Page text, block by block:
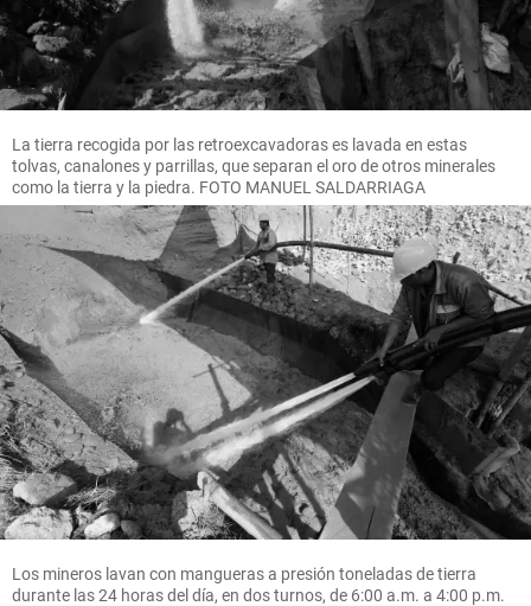
La tierra recogida por las retroexcavadoras es lavada en estas
tolvas, canalones y parrillas, que separan el oro de otros minerales
como la tierra y la piedra. FOTO MANUEL SALDARRIAGA
Los mineros lavan con mangueras a presión toneladas de tierra
durante las 24 horas del día, en dos turnos, de 6:00 a.m. a 4:00 p.m.